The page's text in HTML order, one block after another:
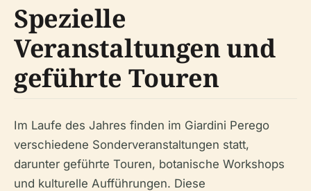
Spezielle
Veranstaltungen und
geführte Touren
Im Laufe des Jahres finden im Giardini Perego
verschiedene Sonderveranstaltungen statt,
darunter geführte Touren, botanische Workshops
und kulturelle Aufführungen. Diese